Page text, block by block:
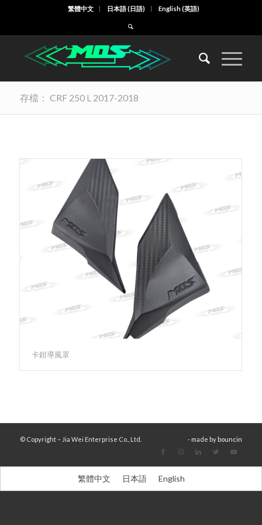
繁體中文 日本語(日語) English(英語)
存檔： CRF 250 L 2017-2018
卡鉗導風罩
© Copyright – Jia Wei Enterprise Co., Ltd. - made by bouncin
繁體中文 日本語 English